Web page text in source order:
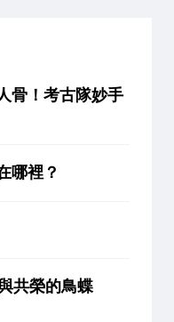
骨！考古隊妙手
哪裡？
共榮的鳥蝶